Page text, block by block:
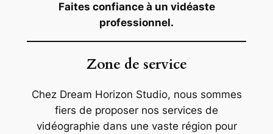
Faites confiance à un vidéaste
professionnel.
Zone de service
Chez Dream Horizon Studio, nous sommes
fiers de proposer nos services de
vidéographie dans une vaste région pour